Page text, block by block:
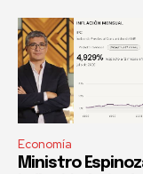
Economía
Ministro